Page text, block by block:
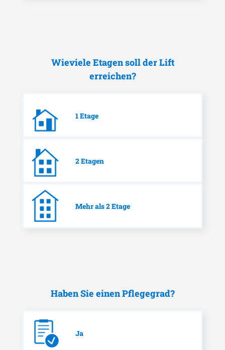
Wieviele Etagen soll der Lift
erreichen?
1 Etage
2 Etagen
Mehr als 2 Etage
Haben Sie einen Pflegegrad?
Ja